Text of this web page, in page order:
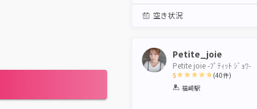
空き状況
Petite_joie
Petite joie -ﾌﾟﾃｨｯﾄ ｼﾞｮﾜ-
5
1 2 3 4
(40件)
福崎駅